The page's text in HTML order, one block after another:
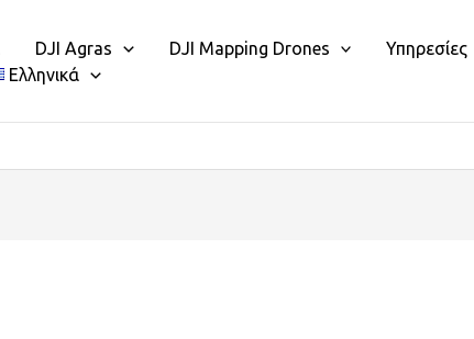
DJI Agras DJI Mapping Drones Υπηρεσίες
Ελληνικά